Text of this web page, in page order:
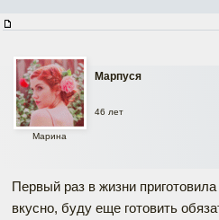
Марпуся
Марина
46 лет
Первый раз в жизни
вкусно, буду еще готовить